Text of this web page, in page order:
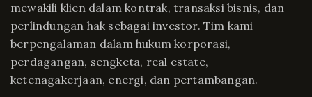
mewakili klien dalam kontrak, transaksi bisnis, dan
perlindungan hak sebagai investor. Tim kami
berpengalaman dalam hukum korporasi,
perdagangan, sengketa, real estate,
ketenagakerjaan, energi, dan pertambangan.